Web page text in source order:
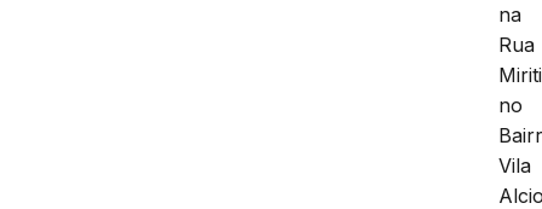
na
Rua
no
Vila